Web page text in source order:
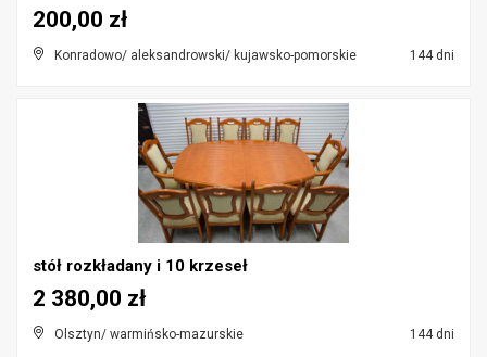
Konradowo/ aleksandrowski/ kujawsko-pomorskie 144 dni
200,00 zł
stół rozkładany i 10 krzeseł
Olsztyn/ warmińsko-mazurskie 144 dni
2 380,00 zł